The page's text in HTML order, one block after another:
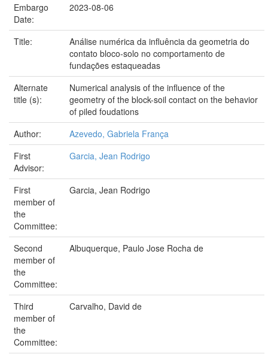
Embargo
Date:
2023-08-06
Title:
Análise numérica da influência da geometria do
contato bloco-solo no comportamento de
fundações estaqueadas
Alternate
title (s):
Numerical analysis of the influence of the
geometry of the block-soil contact on the behavior
of piled foudations
Author:
Azevedo, Gabriela França
First
Advisor:
Garcia, Jean Rodrigo
First
member of
the
Committee:
Garcia, Jean Rodrigo
Second
member of
the
Committee:
Albuquerque, Paulo Jose Rocha de
Third
member of
the
Committee:
Carvalho, David de